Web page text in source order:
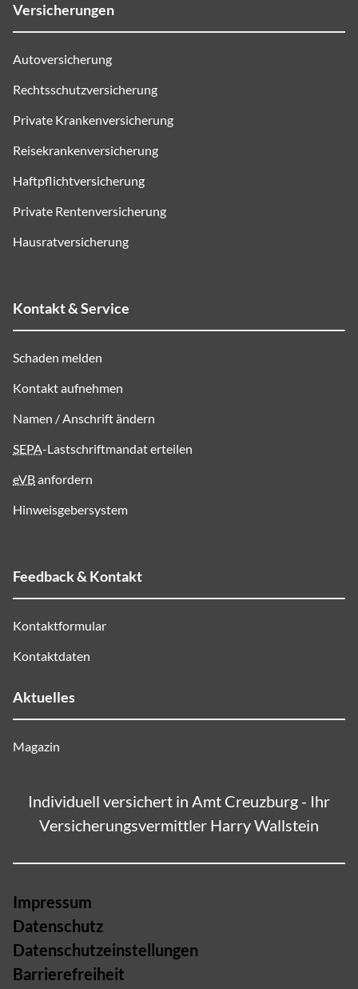
Versicherungen
Autoversicherung
Rechtsschutzversicherung
Private Krankenversicherung
Reisekrankenversicherung
Haftpflichtversicherung
Private Rentenversicherung
Hausratversicherung
Kontakt & Service
Schaden melden
Kontakt aufnehmen
Namen / Anschrift ändern
SEPA-Lastschriftmandat erteilen
eVBanfordern
Hinweisgebersystem
Feedback & Kontakt
Kontaktformular
Kontaktdaten
Aktuelles
Magazin
Individuell versichert in Amt Creuzburg - Ihr
Versicherungsvermittler Harry Wallstein
Impressum
Datenschutz
Datenschutzeinstellungen
Barrierefreiheit